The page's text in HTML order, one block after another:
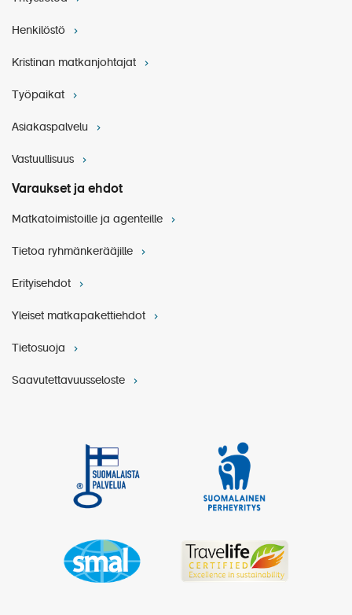
Henkilöstö
Kristinan matkanjohtajat
Työpaikat
Asiakaspalvelu
Vastuullisuus
Varaukset ja ehdot
Matkatoimistoille ja agenteille
Tietoa ryhmänkerääjille
Erityisehdot
Yleiset matkapakettiehdot
Tietosuoja
Saavutettavuusseloste